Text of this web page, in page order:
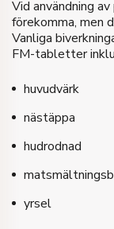
Vid användning
förekomma, men
Vanliga
FM-tabletter
huvudvärk
nästäppa
hudrodnad
yrsel